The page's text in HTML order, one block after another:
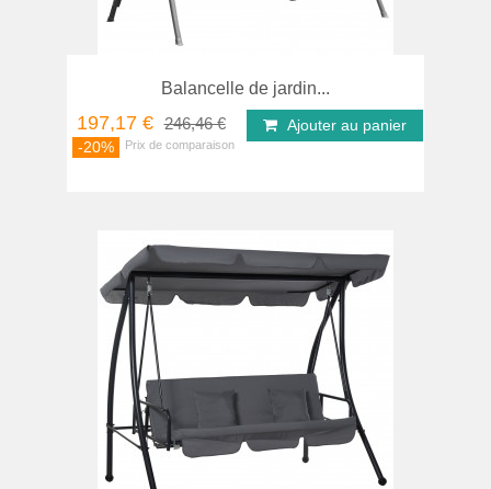
Balancelle de jardin...
197,17 € 246,46 €
-20%
Ajouter au panier